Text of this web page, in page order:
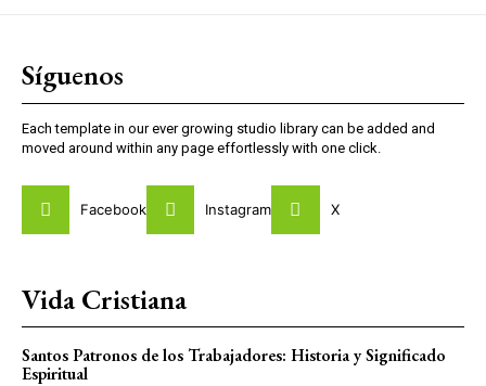
Síguenos
Each template in our ever growing studio library can be added and
moved around within any page effortlessly with one click.
Facebook Instagram X
Vida Cristiana
Santos Patronos de los Trabajadores: Historia y Significado
Espiritual